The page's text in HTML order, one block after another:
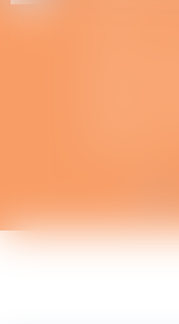
Conformément
procédure
dressés par les
judiciaire, ainsi
jusqu’à preuve
constatées.
rapportée que